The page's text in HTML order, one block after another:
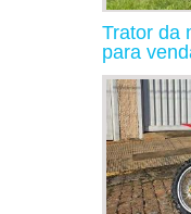
Trator da
para